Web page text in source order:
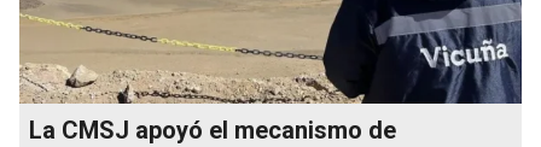
La CMSJ apoyó el mecanismo de